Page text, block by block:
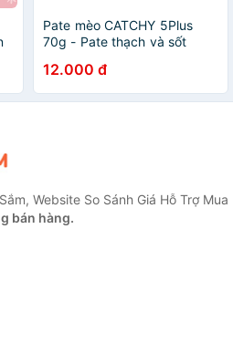
Pate mèo CATCHY 5Plus
70g - Pate thạch và sốt
12.000 đ
Website So Sánh Giá Hỗ Trợ Mua
bán hàng.